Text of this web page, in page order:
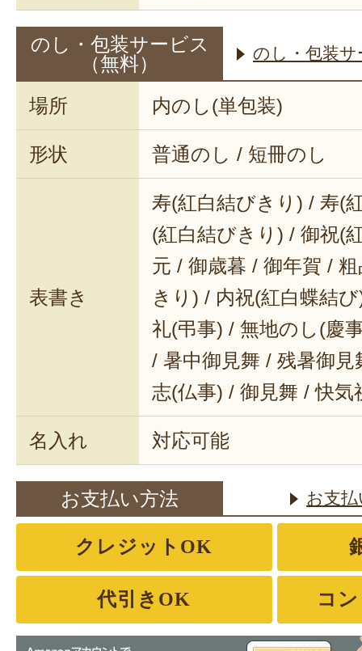
のし・包装サービス
（無料）
のし・包装
場所 内のし(単包装)
形状 普通のし / 短冊のし
表書き
寿(紅白結びきり) / 寿(
(紅白結びきり) / 御祝(
元 / 御歳暮 / 御年賀 /
きり) / 内祝(紅白蝶結
礼(弔事) / 無地のし(慶
/ 暑中御見舞 / 残暑御
志(仏事) / 御見舞 / 快気
名入れ 対応可能
お支払い方法 お支
クレジットOK
代引きOK コ